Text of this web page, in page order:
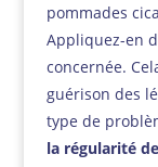
pommades
Appliquez-en
concernée.
guérison des
type de
la régularité